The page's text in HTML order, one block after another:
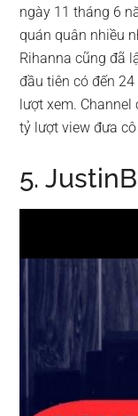
ngày 11 tháng 6
quán quân nhiều
Rihanna cũng đã
đầu tiên có đến
lượt xem. Channel
tỷ lượt view đưa
5.